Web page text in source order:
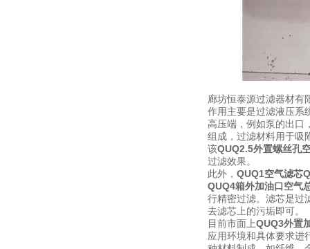
廊坊恒泰源过滤器材有
作用主要是过滤液压系
高压端，例如泵的出口
组成，过滤材料用于吸
该QUQ2.5外置螺丝孔
过滤效果。
此外， QUQ1空气滤芯
QUQ4箱外加油口空气
行精密过滤。 滤芯是过
去滤芯上的污垢即可。
目前市面上QUQ3外置
应用环境和具体要求进